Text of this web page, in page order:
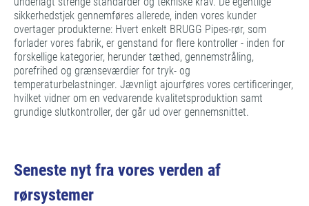
sikkerhedstjek gennemføres allerede, inden vores kunder
overtager produkterne: Hvert enkelt BRUGG Pipes-rør, som
forlader vores fabrik, er genstand for flere kontroller - inden for
forskellige kategorier, herunder tæthed, gennemstråling,
porefrihed og grænseværdier for tryk- og
temperaturbelastninger. Jævnligt ajourføres vores certificeringer,
hvilket vidner om en vedvarende kvalitetsproduktion samt
grundige slutkontroller, der går ud over gennemsnittet.
Seneste nyt fra vores verden af
rørsystemer